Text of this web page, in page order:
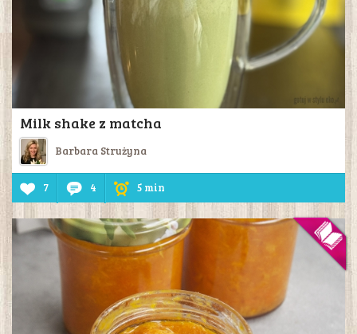
Milk shake z matcha
Barbara Strużyna
7 4 5 min